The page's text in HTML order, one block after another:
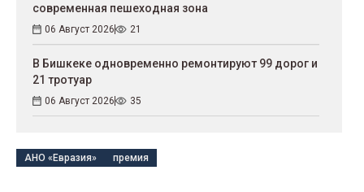
современная пешеходная зона
06 Август 2026 21
В Бишкеке одновременно ремонтируют 99 дорог и
21 тротуар
06 Август 2026 35
АНО «Евразия» премия